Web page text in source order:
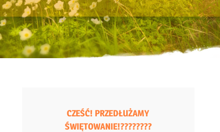
CZEŚĆ! PRZEDŁUŻAMY
ŚWIĘTOWANIE!????????